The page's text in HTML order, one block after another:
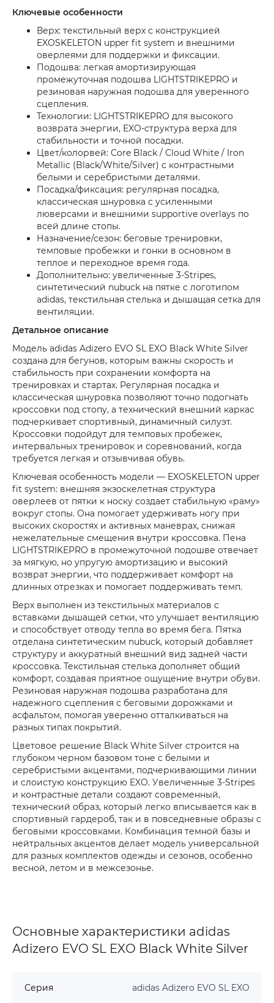
Ключевые особенности
Верх: текстильный верх с конструкцией
EXOSKELETON upper fit system и внешними
оверлеями для поддержки и фиксации.
Подошва: легкая амортизирующая
промежуточная подошва LIGHTSTRIKEPRO и
резиновая наружная подошва для уверенного
сцепления.
Технологии: LIGHTSTRIKEPRO для высокого
возврата энергии, EXO-структура верха для
стабильности и точной посадки.
Цвет/колорвей: Core Black / Cloud White / Iron
Metallic (Black/White/Silver) с контрастными
белыми и серебристыми деталями.
Посадка/фиксация: регулярная посадка,
классическая шнуровка с усиленными
люверсами и внешними supportive overlays по
всей длине стопы.
Назначение/сезон: беговые тренировки,
темповые пробежки и гонки в основном в
теплое и переходное время года.
Дополнительно: увеличенные 3-Stripes,
синтетический nubuck на пятке с логотипом
adidas, текстильная стелька и дышащая сетка для
вентиляции.
Детальное описание
Модель adidas Adizero EVO SL EXO Black White Silver
создана для бегунов, которым важны скорость и
стабильность при сохранении комфорта на
тренировках и стартах. Регулярная посадка и
классическая шнуровка позволяют точно подогнать
кроссовки под стопу, а технический внешний каркас
подчеркивает спортивный, динамичный силуэт.
Кроссовки подойдут для темповых пробежек,
интервальных тренировок и соревнований, когда
требуется легкая и отзывчивая обувь.
Ключевая особенность модели — EXOSKELETON upper
fit system: внешняя экзоскелетная структура
оверлеев от пятки к носку создает стабильную «раму»
вокруг стопы. Она помогает удерживать ногу при
высоких скоростях и активных маневрах, снижая
нежелательные смещения внутри кроссовка. Пена
LIGHTSTRIKEPRO в промежуточной подошве отвечает
за мягкую, но упругую амортизацию и высокий
возврат энергии, что поддерживает комфорт на
длинных отрезках и помогает поддерживать темп.
Верх выполнен из текстильных материалов с
вставками дышащей сетки, что улучшает вентиляцию
и способствует отводу тепла во время бега. Пятка
отделана синтетическим nubuck, который добавляет
структуру и аккуратный внешний вид задней части
кроссовка. Текстильная стелька дополняет общий
комфорт, создавая приятное ощущение внутри обуви.
Резиновая наружная подошва разработана для
надежного сцепления с беговыми дорожками и
асфальтом, помогая уверенно отталкиваться на
разных типах покрытий.
Цветовое решение Black White Silver строится на
глубоком черном базовом тоне с белыми и
серебристыми акцентами, подчеркивающими линии
и слоистую конструкцию EXO. Увеличенные 3-Stripes
и контрастные детали создают современный,
технический образ, который легко вписывается как в
спортивный гардероб, так и в повседневные образы с
беговыми кроссовками. Комбинация темной базы и
нейтральных акцентов делает модель универсальной
для разных комплектов одежды и сезонов, особенно
весной, летом и в межсезонье.
Основные характеристики adidas
Adizero EVO SL EXO Black White Silver
Серия adidas Adizero EVO SL EXO